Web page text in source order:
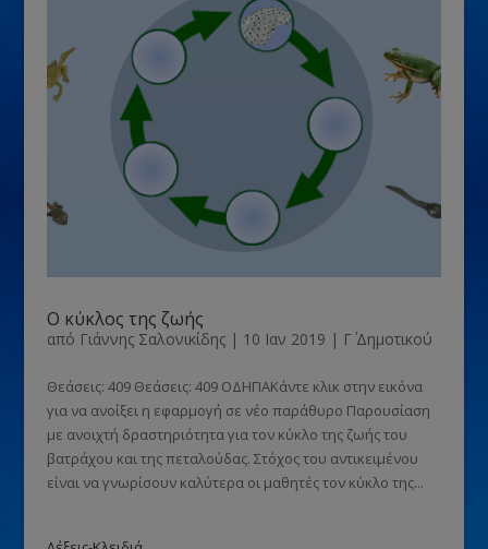
Ο κύκλος της ζωής
από Γιάννης Σαλονικίδης| 10 Ιαν 2019 | Γ΄ Δημοτικού
Θεάσεις: 409 Θεάσεις: 409 ΟΔΗΓΙΑΚάντε κλικ στην εικόνα
για να ανοίξει η εφαρμογή σε νέο παράθυρο Παρουσίαση
με ανοιχτή δραστηριότητα για τον κύκλο της ζωής του
βατράχου και της πεταλούδας. Στόχος του αντικειμένου
είναι να γνωρίσουν καλύτερα οι μαθητές τον κύκλο της...